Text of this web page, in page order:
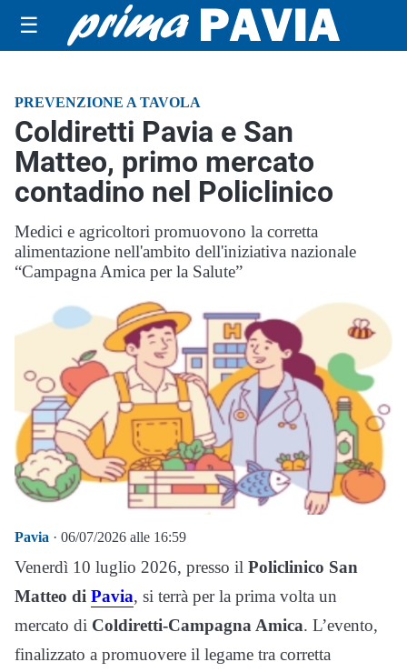
☰
PREVENZIONE A TAVOLA
Coldiretti Pavia e San
Matteo, primo mercato
contadino nel Policlinico
Medici e agricoltori promuovono la corretta
alimentazione nell'ambito dell'iniziativa nazionale
“Campagna Amica per la Salute”
Pavia · 06/07/2026 alle 16:59
Venerdì 10 luglio 2026, presso il Policlinico San
Matteo di Pavia, si terrà per la prima volta un
mercato di Coldiretti-Campagna Amica. L’evento,
finalizzato a promuovere il legame tra corretta